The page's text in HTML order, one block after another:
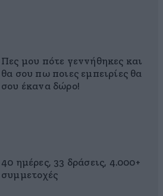
Πες μου πότε γεννήθηκες και
θα σου πω ποιες εμπειρίες θα
σου έκανα δώρο!
40 ημέρες, 33 δράσεις, 4.000+
συμμετοχές